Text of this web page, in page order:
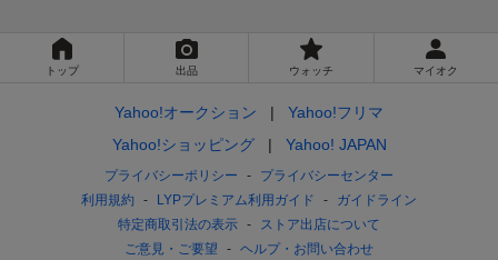
トップ 出品 ウォッチ マイオク
Yahoo!オークション
Yahoo!フリマ
Yahoo!ショッピング
Yahoo! JAPAN
プライバシーポリシー
プライバシーセンター
利用規約
LYPプレミアム利用ガイド
ガイドライン
特定商取引法の表示
ストア出店について
ご意見・ご要望
ヘルプ・お問い合わせ